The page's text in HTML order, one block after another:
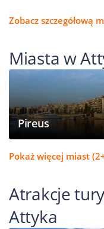
Zobacz szczegółową
Miasta w
Pireus
Pokaż więcej miast
Atrakcje
Attyka